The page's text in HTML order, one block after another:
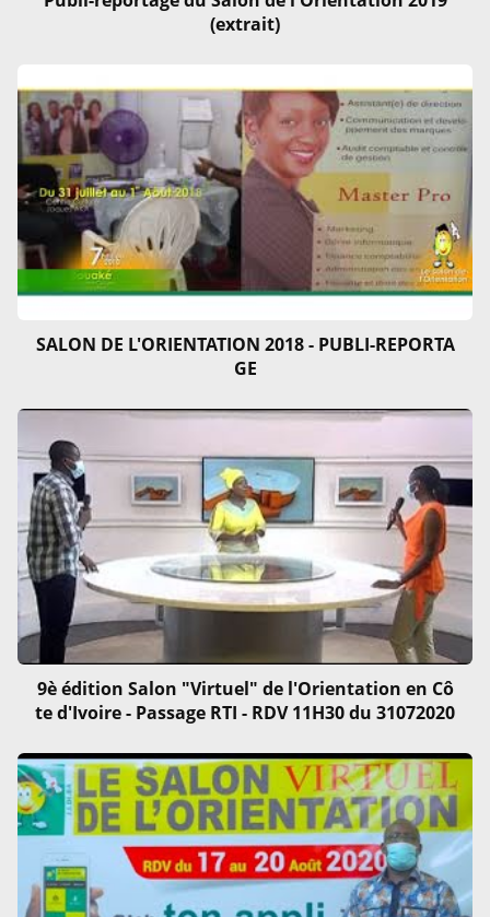
(extrait)
SALON DE L'ORIENTATION 2018 - PUBLI-REPORTA
GE
9è édition Salon "Virtuel" de l'Orientation en Cô
te d'Ivoire - Passage RTI - RDV 11H30 du 31072020